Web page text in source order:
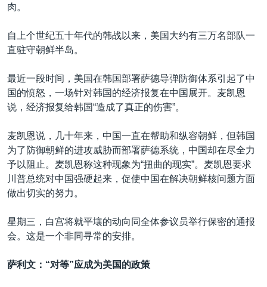
肉。
自上个世纪五十年代的韩战以来，美国大约有三万名部队一
直驻守朝鲜半岛。
最近一段时间，美国在韩国部署萨德导弹防御体系引起了中
国的愤怒，一场针对韩国的经济报复在中国展开。麦凯恩
说，经济报复给韩国“造成了真正的伤害”。
麦凯恩说，几十年来，中国一直在帮助和纵容朝鲜，但韩国
为了防御朝鲜的进攻威胁而部署萨德系统，中国却在尽全力
予以阻止。麦凯恩称这种现象为“扭曲的现实”。麦凯恩要求
川普总统对中国强硬起来，促使中国在解决朝鲜核问题方面
做出切实的努力。
星期三，白宫将就平壤的动向同全体参议员举行保密的通报
会。这是一个非同寻常的安排。
萨利文：“对等”应成为美国的政策